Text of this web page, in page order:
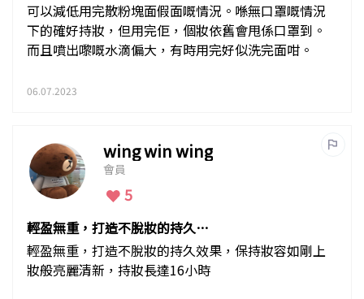
可以減低用完散粉塊面假面嘅情況。喺無口罩嘅情況
下的確好持妝，但用完佢，個妝依舊會甩係口罩到。
而且噴出嚟嘅水滴偏大，有時用完好似洗完面咁。
06.07.2023
wing win wing
會員
5
輕盈無重，打造不脫妝的持久效
果
輕盈無重，打造不脫妝的持久效果，保持妝容如剛上
妝般亮麗清新，持妝長達16小時